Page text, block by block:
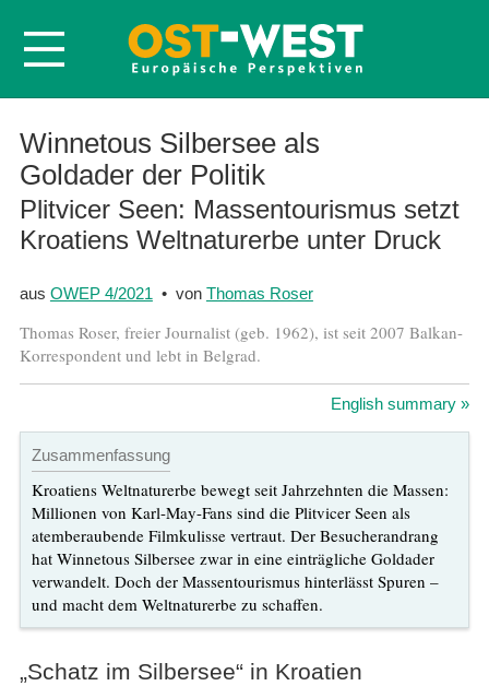
Startseite
Über OWEP
Volltexte
Probeheft
Nachbestellen
Kontakt
Winnetous Silbersee als
Goldader der Politik
Plitvicer Seen: Massentourismus setzt
Kroatiens Weltnaturerbe unter Druck
aus OWEP 4/2021 • von Thomas Roser
Thomas Roser, freier Journalist (geb. 1962), ist seit 2007 Balkan-
Korrespondent und lebt in Belgrad.
English summary »
Zusammenfassung
Kroatiens Weltnaturerbe bewegt seit Jahrzehnten die Massen:
Millionen von Karl-May-Fans sind die Plitvicer Seen als
atemberaubende Filmkulisse vertraut. Der Besucherandrang
hat Winnetous Silbersee zwar in eine einträgliche Goldader
verwandelt. Doch der Massentourismus hinterlässt Spuren –
und macht dem Weltnaturerbe zu schaffen.
„Schatz im Silbersee“ in Kroatien